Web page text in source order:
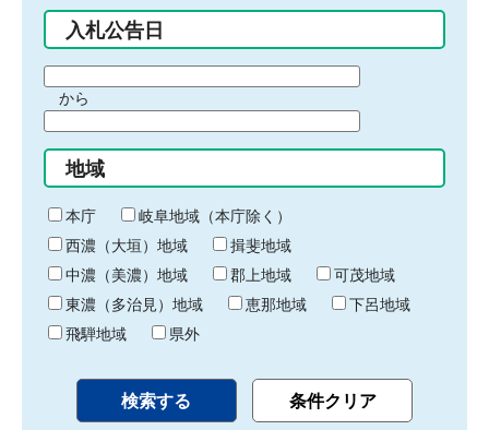
入札公告日
間
始
り
から
間
終
わ
り
地域
本庁
岐阜地域（本庁除く）
西濃（大垣）地域
揖斐地域
中濃（美濃）地域
郡上地域
可茂地域
東濃（多治見）地域
恵那地域
下呂地域
飛騨地域
県外